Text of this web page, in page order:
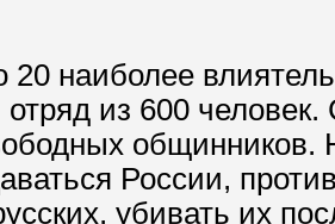
20 наиболее
из 600
России,
убивать их